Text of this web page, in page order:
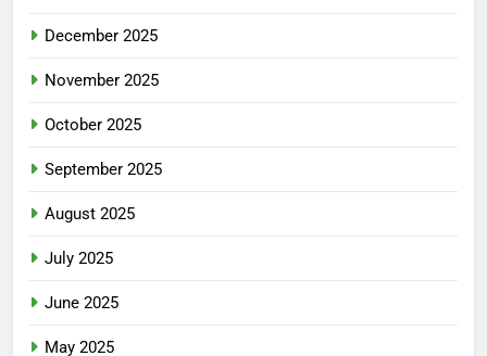
December 2025
November 2025
October 2025
September 2025
August 2025
July 2025
June 2025
May 2025